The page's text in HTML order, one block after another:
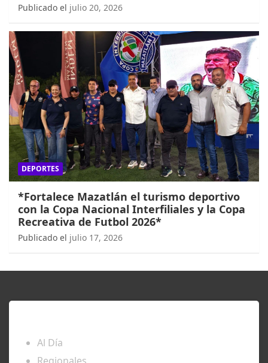
Publicado el julio 20, 2026
DEPORTES
*Fortalece Mazatlán el turismo deportivo
con la Copa Nacional Interfiliales y la Copa
Recreativa de Futbol 2026*
Publicado el julio 17, 2026
Al Día